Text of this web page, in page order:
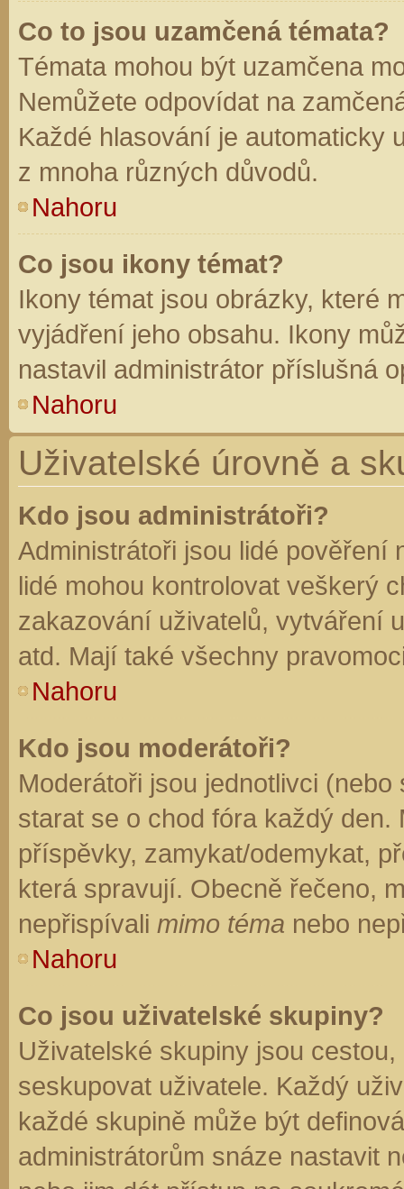
Co to jsou uzamčená témata?
Témata mohou být uzamčena
Nemůžete odpovídat na
Každé hlasování je automaticky
z mnoha různých důvodů.
Nahoru
Co jsou ikony témat?
Ikony témat jsou obrázky, které
vyjádření jeho obsahu. Ikony
nastavil administrátor příslušná
Nahoru
Uživatelské úrovně a
Kdo jsou administrátoři?
Administrátoři jsou lidé pověření
lidé mohou kontrolovat veškerý
zakazování uživatelů, vytváření
atd. Mají také všechny
Nahoru
Kdo jsou moderátoři?
Moderátoři jsou jednotlivci
starat se o chod fóra každý
příspěvky, zamykat/odemykat,
která spravují. Obecně řečeno,
nepřispívali mimo téma nebo
Nahoru
Co jsou uživatelské skupiny?
Uživatelské skupiny jsou
seskupovat uživatele. Každý
každé skupině může být
administrátorům snáze nastavit